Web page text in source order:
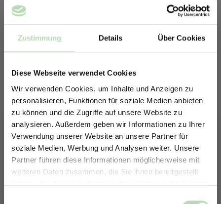
Zustimmung Details Über Cookies
Diese Webseite verwendet Cookies
Wir verwenden Cookies, um Inhalte und Anzeigen zu
personalisieren, Funktionen für soziale Medien anbieten
zu können und die Zugriffe auf unsere Website zu
analysieren. Außerdem geben wir Informationen zu Ihrer
Verwendung unserer Website an unsere Partner für
soziale Medien, Werbung und Analysen weiter. Unsere
Partner führen diese Informationen möglicherweise mit
weiteren Daten zusammen, die Sie ihnen bereitgestellt
haben oder die sie im Rahmen Ihrer Nutzung der Dienste
ERHALTE 5% RABATT AUF
DEINE RÜCKWÄNDE